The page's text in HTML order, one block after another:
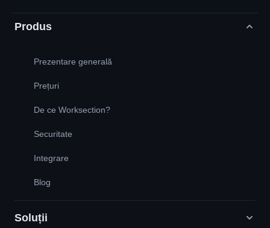
Produs
Prezentare generală
Prețuri
De ce Worksection?
Securitate
Integrare
Blog
Soluții